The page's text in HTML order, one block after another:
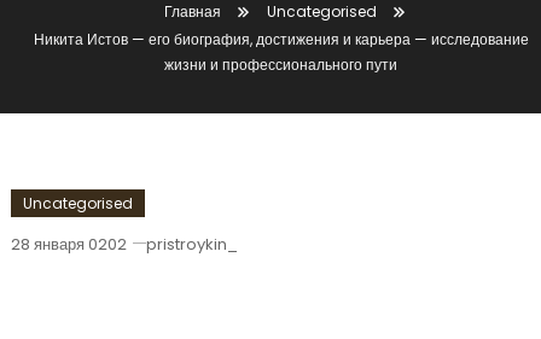
Главная
Uncategorised
Никита Истов — его биография, достижения и карьера — исследование
жизни и профессионального пути
Uncategorised
28 января 0202 pristroykin_